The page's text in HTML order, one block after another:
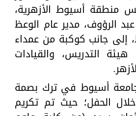
منطقة أسيوط الأزهرية،
الرؤوف، مدير عام الوعظ
إلى جانب كوكبة من عمداء
هيئة التدريس، والقيادات
أسيوط في ترك بصمة
الحفل؛ حيث تم تكريم